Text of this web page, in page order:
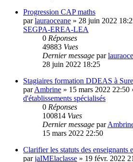
Progression CAP maths
parlauraoceane » 28 juin 2022
SEGPA-EREA-LEA
0 Réponses
49883 Vues
Dernier message par
28 juin 2022 18:25
Stagiaires formation DDEAS à
parAmbrine » 15 mars 2022 22:50
d'établissements spécialisés
0 Réponses
100814 Vues
Dernier message par
15 mars 2022 22:50
Clarifier les statuts des enseignants
parjaIMElaclasse » 19 févr. 2022